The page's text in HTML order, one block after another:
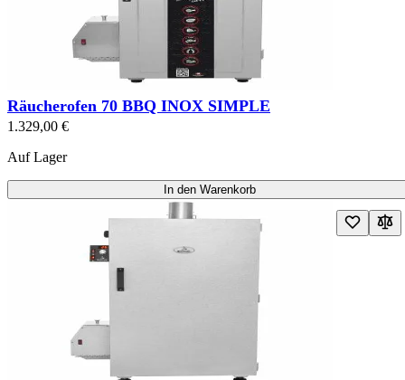
Räucherofen 70 BBQ INOX SIMPLE
1.329,00 €
Auf Lager
In den Warenkorb